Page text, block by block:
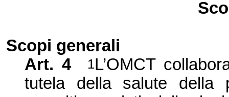
Scopi generali
Art. 4
1L’OMCT
tutela della salute della